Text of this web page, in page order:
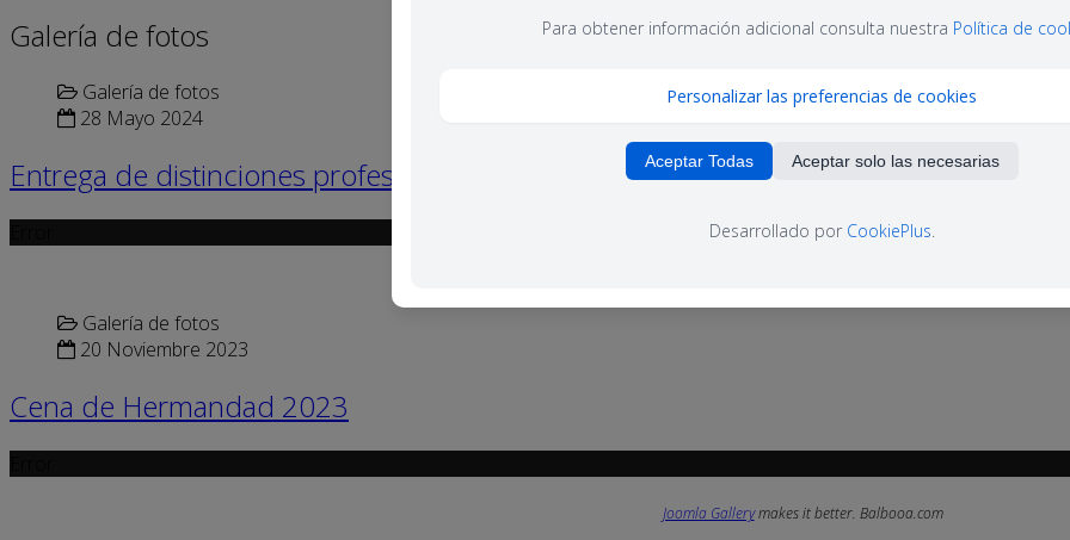
Galería de fotos
Galería de fotos
28 Mayo 2024
Entrega de distinciones profesionales
Galería de fotos
20 Noviembre 2023
Cena de Hermandad 2023
Joomla Gallerymakes it better. Balbooa.com
Para obtener información adicional consulta nuestra Política de
Personalizar las preferencias de cookies
Aceptar Todas Aceptar solo las necesarias
Desarrollado por CookiePlus.